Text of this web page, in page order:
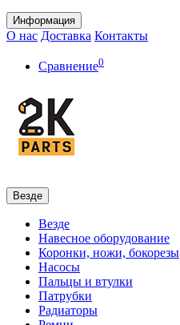
Информация
О нас Доставка Контакты
Сравнение0
Везде
Везде
Навесное оборудование
Коронки, ножи, бокорезы
Насосы
Пальцы и втулки
Патрубки
Радиаторы